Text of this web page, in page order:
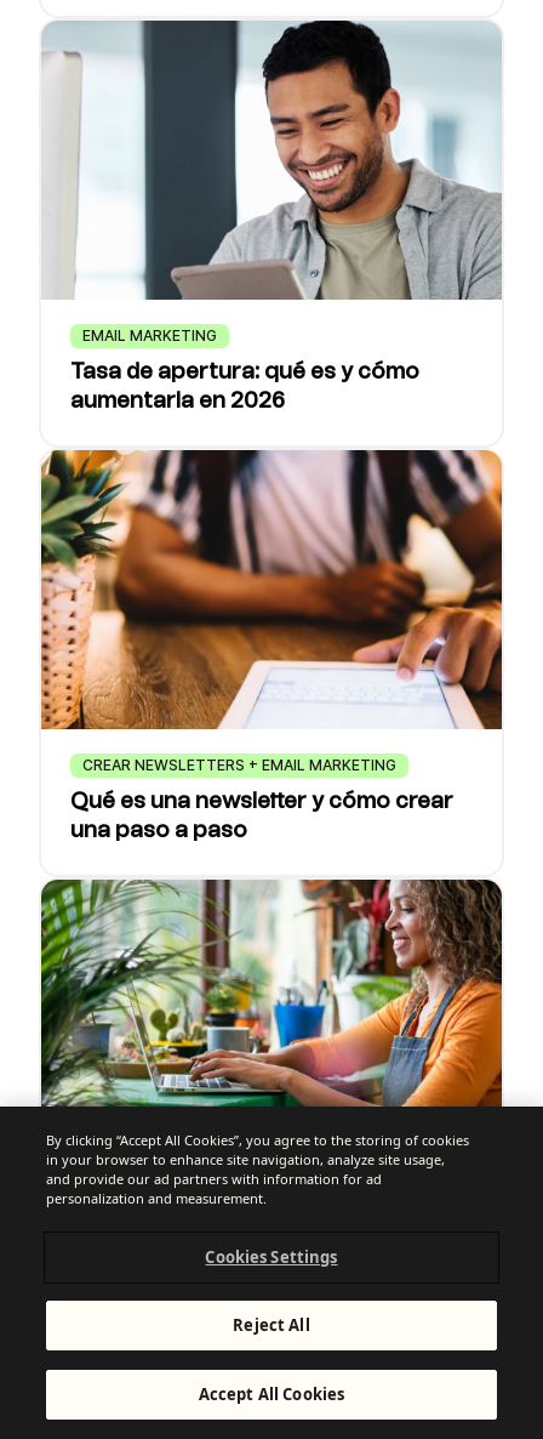
EMAIL MARKETING
Tasa de apertura: qué es y cómo
aumentarla en 2026
CREAR NEWSLETTERS + EMAIL MARKETING
Qué es una newsletter y cómo crear
una paso a paso
ENVIAR CORREOS MASIVOS
y sus ventajas
By clicking “Accept All Cookies”, you agree to the storing of cookies
in your browser to enhance site navigation, analyze site usage,
and provide our ad partners with information for ad
personalization and measurement.
Cookies Settings
Reject All
Accept All Cookies